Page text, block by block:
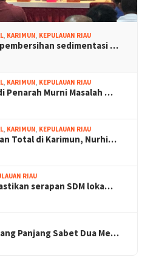
, KARIMUN, KEPULAUAN RIAU
pembersihan sedimentasi …
, KARIMUN, KEPULAUAN RIAU
Penarah Murni Masalah …
, KARIMUN, KEPULAUAN RIAU
Total di Karimun, Nurhi…
RIAU
serapan SDM loka…
Panjang Sabet Dua Me…